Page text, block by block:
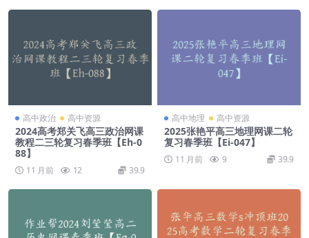
高中政治 高中资源
2024高考郑关飞高三政治网课
教程二三轮复习春季班【Eh-0
88】
11 月前 12 39.9
高中地理 高中资源
2025张艳平高三地理网课二轮
复习春季班【Ei-047】
11 月前 9 39.9